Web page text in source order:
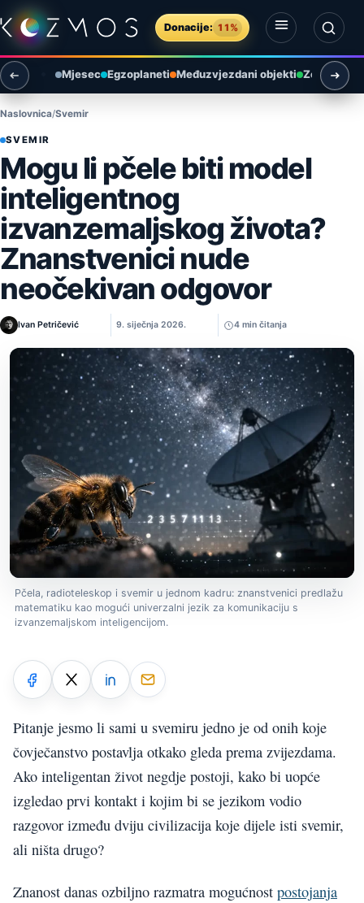
Preskoči na sadržaj
Donacije: 11%
Otvori izbornik
Otvori pretragu
Mjesec Egzoplaneti Međuzvjezdani objekti Zemlja i
Naslovnica Svemir
SVEMIR
Mogu li pčele biti model
inteligentnog
izvanzemaljskog života?
Znanstvenici nude
neočekivan odgovor
Ivan Petričević 9. siječnja 2026. 4 min čitanja
Pčela, radioteleskop i svemir u jednom kadru: znanstvenici predlažu
matematiku kao mogući univerzalni jezik za komunikaciju s
izvanzemaljskom inteligencijom.
Pitanje jesmo li sami u svemiru jedno je od onih koje
čovječanstvo postavlja otkako gleda prema zvijezdama.
Ako inteligentan život negdje postoji, kako bi uopće
izgledao prvi kontakt i kojim bi se jezikom vodio
razgovor između dviju civilizacija koje dijele isti svemir,
ali ništa drugo?
Znanost danas ozbiljno razmatra mogućnost postojanja